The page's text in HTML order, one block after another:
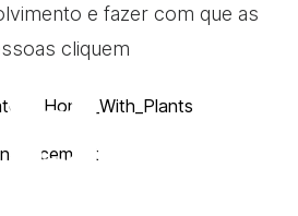
e fazer com que as
cliquem